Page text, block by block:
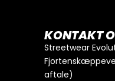
GÅ TIL
KONTAKT
Streetwear
aftale)